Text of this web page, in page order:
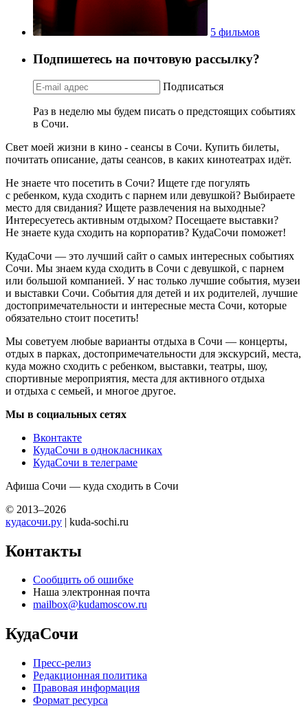
5 фильмов
Подпишетесь на почтовую рассылку?
Подписаться
Раз в неделю мы будем писать о предстоящих событиях
в Сочи.
Свет моей жизни в кино - сеансы в Сочи. Купить билеты,
почитать описание, даты сеансов, в каких кинотеатрах идёт.
Не знаете что посетить в Сочи? Ищете где погулять
с ребенком, куда сходить с парнем или девушкой? Выбираете
место для свидания? Ищете развлечения на выходные?
Интересуетесь активным отдыхом? Посещаете выставки?
Не знаете куда сходить на корпоратив? КудаСочи поможет!
КудаСочи — это лучший сайт о самых интересных событиях
Сочи. Мы знаем куда сходить в Сочи с девушкой, с парнем
или большой компанией. У нас только лучшие события, музеи
и выставки Сочи. События для детей и их родителей, лучшие
достопримечательности и интересные места Сочи, которые
обязательно стоит посетить!
Мы советуем любые варианты отдыха в Сочи — концерты,
отдых в парках, достопримечательности для экскурсий, места,
куда можно сходить с ребенком, выставки, театры, шоу,
спортивные мероприятия, места для активного отдыха
и отдыха с семьей, и многое другое.
Мы в социальных сетях
Вконтакте
КудаСочи в однокласниках
КудаСочи в телеграме
Афиша Сочи — куда сходить в Сочи
© 2013–2026
кудасочи.ру | kuda-sochi.ru
Контакты
Сообщить об ошибке
Наша электронная почта
mailbox@kudamoscow.ru
КудаСочи
Пресс-релиз
Редакционная политика
Правовая информация
Формат ресурса